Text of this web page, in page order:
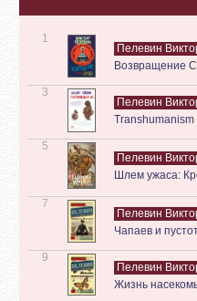
1
Пелевин
Возвращение
3
Пелевин
Transhumanism
5
Пелевин
Шлем ужаса:
7
Пелевин
Чапаев и
9
Пелевин
Жизнь